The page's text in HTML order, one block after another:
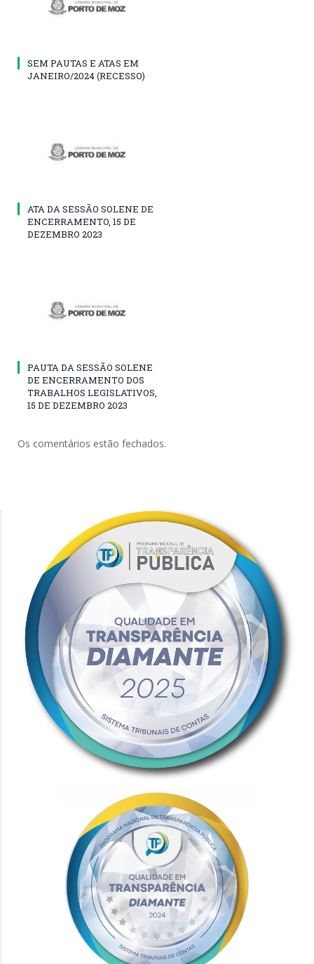
SEM PAUTAS E ATAS EM
JANEIRO/2024 (RECESSO)
ATA DA SESSÃO SOLENE DE
ENCERRAMENTO, 15 DE
DEZEMBRO 2023
PAUTA DA SESSÃO SOLENE
DE ENCERRAMENTO DOS
TRABALHOS LEGISLATIVOS,
15 DE DEZEMBRO 2023
Os comentários estão fechados.